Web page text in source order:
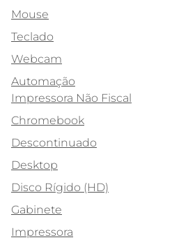
Mouse
Teclado
Webcam
Automação
Impressora Não Fiscal
Chromebook
Descontinuado
Desktop
Disco Rígido (HD)
Gabinete
Impressora